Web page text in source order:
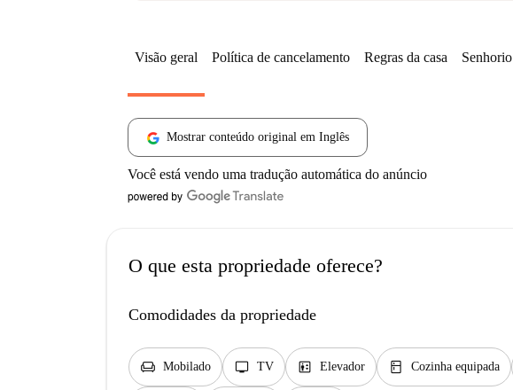
Visão geral Política de cancelamento Regras da casa Senhorio
Mostrar conteúdo original em Inglês
Você está vendo uma tradução automática do anúncio
O que esta propriedade oferece?
Comodidades da propriedade
chair Mobilado tv TV elevator Elevador kitchen Cozinha equipada